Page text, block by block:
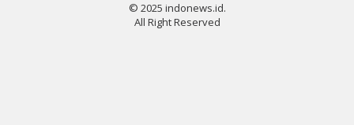
© 2025 indonews.id.
All Right Reserved